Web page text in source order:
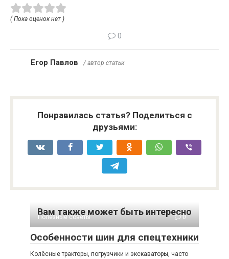
( Пока оценок нет )
0
Егор Павлов / автор статьи
Понравилась статья? Поделиться с
друзьями:
Вам также может быть интересно
Полезные советы 0
Особенности шин для спецтехники
Колёсные тракторы, погрузчики и экскаваторы, часто